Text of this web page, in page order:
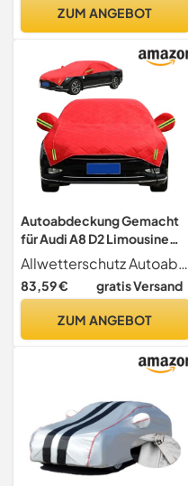
Halbgarage
ZUM ANGEBOT
Autoabdeckung Gemacht
für Audi A8 D2 Limousine
1994-2002, Halbgarage Für
Auto Sonnenschutz,
Autoabdeckung Winter
Autoplanen & Garagen
Allwetterschutz Autoabdeckung Gemacht für Audi A8 D2 Limousine 1994-2002, Regen, Schnee, Frost, Sand, Harz und UV-Strahlen. So können Sie Ihr Auto im Frühling, Sommer, Herbst und Winter sicher im Freien parken
83,59 € gratis Versand
ZUM ANGEBOT